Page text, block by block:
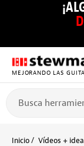
MEJORANDO LAS
Inicio Vídeos +